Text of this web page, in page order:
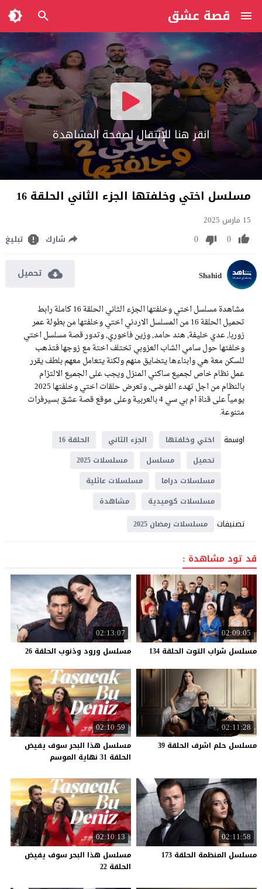
قصة عشق
انقر هنا للإنتقال لصفحة المشاهدة
مسلسل اختي وخلفتها الجزء الثاني الحلقة 16
15 مارس 2025
0
0 شارك تبليغ
Shahid تحميل
مشاهدة مسلسل اختي وخلفتها الجزء الثاني الحلقة 16 كاملة رابط
تحميل الحلقة 16 من المسلسل الاردني اختي وخلفتها من بطولة عمر
زوربا, عدي خليفة, هند حامد, وزين فاخوري, وتدور قصة مسلسل اختي
وخلفتها حول سامي الشاب العزوبي تختلف اختة مع زوجها فتذهب
للسكن معة هي وابناءها يتضايق منهم ولكنة يتعامل معهم بلطف يقرر
عمل نظام خاص لجميع ساكني المنزل ويجب على الجميع الالتزام
بالنظام من اجل تهدء الفوضى, وتعرض حلقات اختي وخلفتها 2025
يومياً على قناة ام بي سي 4 بالعربية وعلى موقع قصة عشق بسيرفرات
متنوعة.
اوسمة
اختي وخلفتها الجزء الثاني
الحلقة 16
تحميل
مسلسل
مسلسلات 2025
مسلسلات دراما
مسلسلات عائلية
مسلسلات كوميدية
مشاهدة
تصنيفات مسلسلات رمضان 2025
قد تود مشاهدة :
02:09:05
مسلسل شراب التوت الحلقة 134
02:13:07
مسلسل ورود وذنوب الحلقة 26
02:11:28
مسلسل حلم اشرف الحلقة 39
02:10:59
مسلسل هذا البحر سوف يفيض
الحلقة 31 نهاية الموسم
02:11:58
مسلسل المنظمة الحلقة 173
02:10:13
مسلسل هذا البحر سوف يفيض
الحلقة 22